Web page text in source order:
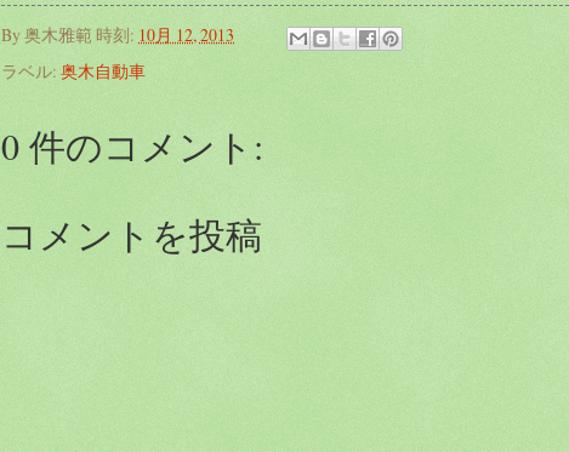
By奥木雅範 時刻: 10月 12, 2013
ラベル: 奥木自動車
0 件のコメント:
コメントを投稿